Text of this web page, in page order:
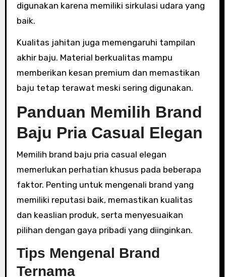
digunakan karena memiliki sirkulasi udara yang
baik.
Kualitas jahitan juga memengaruhi tampilan
akhir baju. Material berkualitas mampu
memberikan kesan premium dan memastikan
baju tetap terawat meski sering digunakan.
Panduan Memilih Brand
Baju Pria Casual Elegan
Memilih brand baju pria casual elegan
memerlukan perhatian khusus pada beberapa
faktor. Penting untuk mengenali brand yang
memiliki reputasi baik, memastikan kualitas
dan keaslian produk, serta menyesuaikan
pilihan dengan gaya pribadi yang diinginkan.
Tips Mengenal Brand
Ternama